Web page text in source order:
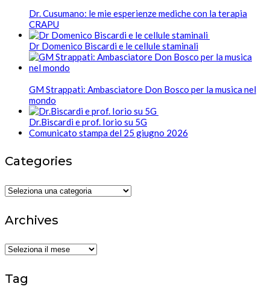
Dr. Cusumano: le mie esperienze mediche con la terapia
CRAPU
Dr Domenico Biscardi e le cellule staminali
GM Strappati: Ambasciatore Don Bosco per la musica nel
mondo
Dr.Biscardi e prof. Iorio su 5G
Comunicato stampa del 25 giugno 2026
Categories
Categories
Archives
Archives
Tag